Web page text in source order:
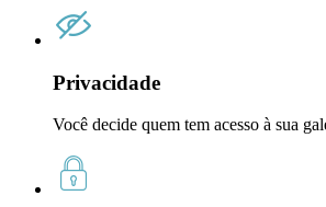
Privacidade
Você decide quem tem acesso à sua